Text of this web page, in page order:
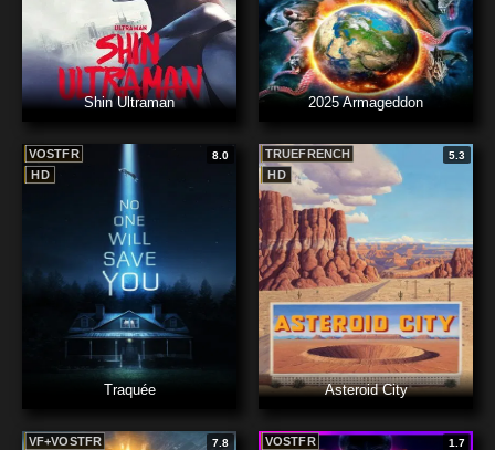
Shin Ultraman 2025 Armageddon
HD
VOSTFR 8.0
Traquée
HD
TRUEFRENCH 5.3
Asteroid City
VF+VOSTFR 7.8 VOSTFR 1.7